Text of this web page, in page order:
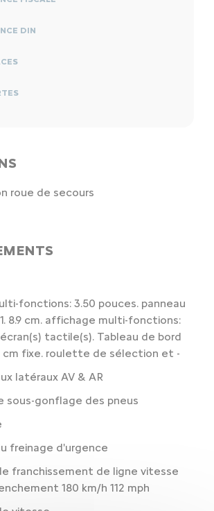
DIN
roue de secours
fonctions: 3.50 pouces. panneau
8.9 cm. affichage multi-fonctions:
tactile(s). Tableau de bord
cm fixe. roulette de sélection et -
latéraux AV & AR
sous-gonflage des pneus
freinage d'urgence
franchissement de ligne vitesse
180 km/h 112 mph